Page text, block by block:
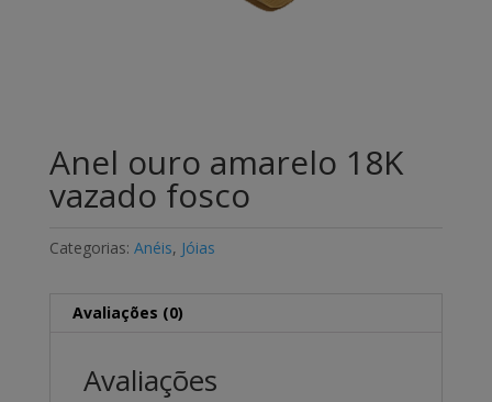
Anel ouro amarelo 18K
vazado fosco
Categorias: Anéis, Jóias
Avaliações (0)
Avaliações